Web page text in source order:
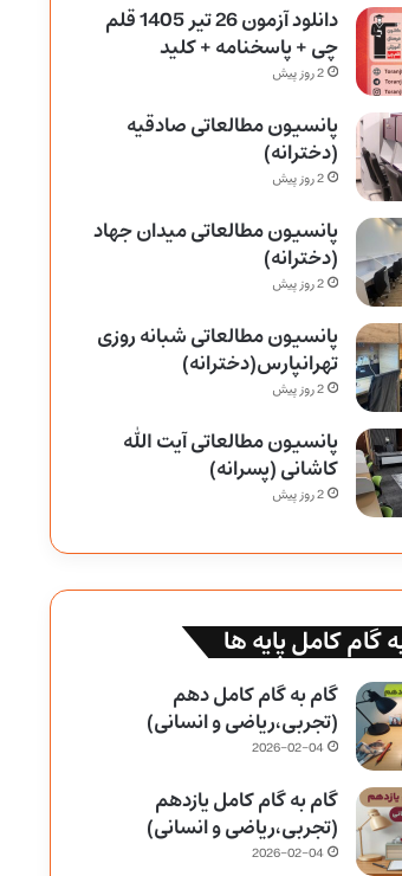
دانلود آزمون 26 تیر 1405 قلم
چی + پاسخنامه + کلید
2 روز پیش
پانسیون مطالعاتی صادقیه
(دخترانه)
2 روز پیش
پانسیون مطالعاتی میدان جهاد
(دخترانه)
2 روز پیش
پانسیون مطالعاتی شبانه روزی
تهرانپارس(دخترانه)
2 روز پیش
پانسیون مطالعاتی آیت الله
کاشانی (پسرانه)
2 روز پیش
گام کامل پایه ها
گام به گام کامل دهم
(تجربی،ریاضی و انسانی)
2026-02-04
گام به گام کامل یازدهم
(تجربی،ریاضی و انسانی)
2026-02-04